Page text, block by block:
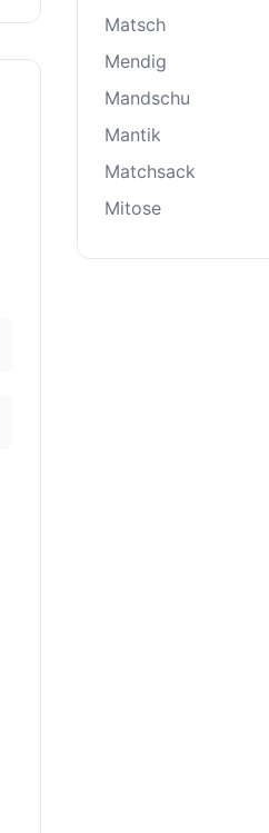
Matsch
Mendig
Mandschu
Mantik
Matchsack
Mitose